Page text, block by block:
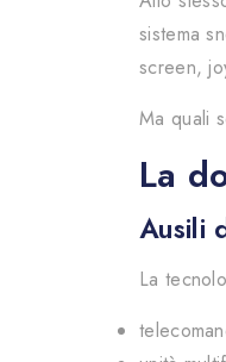
sistema
screen,
Ma quali
La
Ausili
La